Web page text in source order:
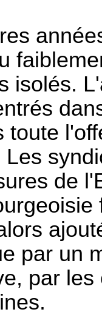
isolés.
toute
de
par un
par